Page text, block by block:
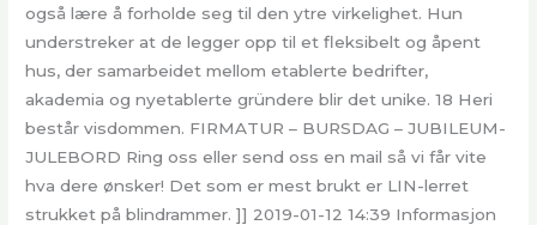
også lære å forholde seg til den ytre virkelighet. Hun
understreker at de legger opp til et fleksibelt og åpent
hus, der samarbeidet mellom etablerte bedrifter,
akademia og nyetablerte gründere blir det unike. 18 Heri
består visdommen. FIRMATUR – BURSDAG – JUBILEUM-
JULEBORD Ring oss eller send oss en mail så vi får vite
hva dere ønsker! Det som er mest brukt er LIN-lerret
strukket på blindrammer. ]] 2019-01-12 14:39 Informasjon